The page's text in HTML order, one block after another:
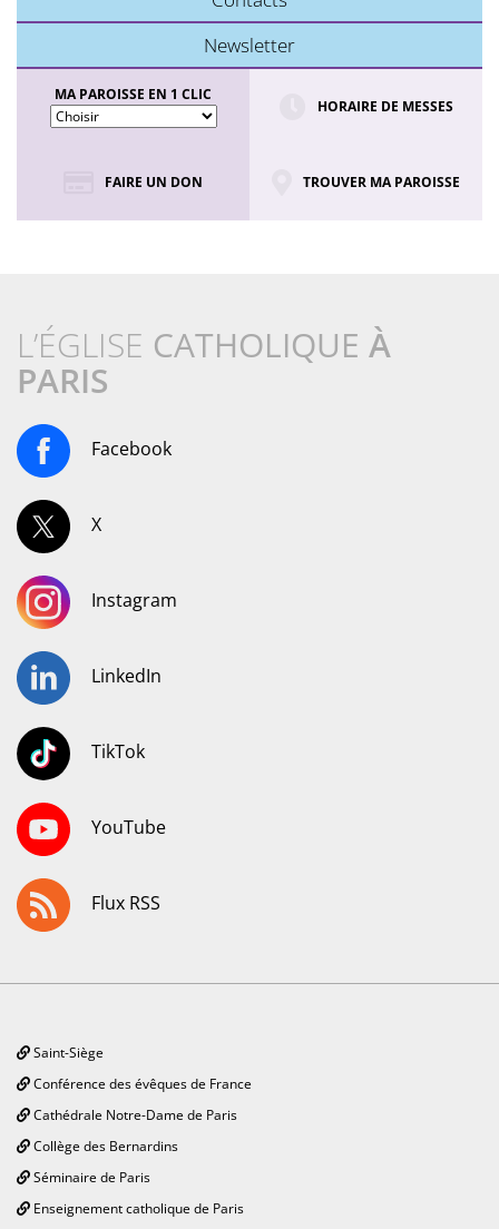
Newsletter
MA PAROISSE EN 1 CLIC
HORAIRE DE MESSES
FAIRE UN DON TROUVER MA PAROISSE
L’ÉGLISE CATHOLIQUE À
PARIS
Facebook
X
Instagram
LinkedIn
TikTok
YouTube
Flux RSS
Saint-Siège
Conférence des évêques de France
Cathédrale Notre-Dame de Paris
Collège des Bernardins
Séminaire de Paris
Enseignement catholique de Paris